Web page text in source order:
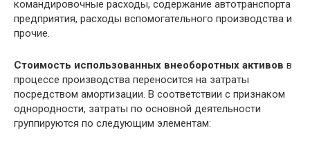
командировочные расходы, содержание автотранспорта
предприятия, расходы вспомогательного производства и
прочие.
Стоимость использованных внеоборотных активов в
процессе производства переносится на затраты
посредством амортизации. В соответствии с признаком
однородности, затраты по основной деятельности
группируются по следующим элементам: